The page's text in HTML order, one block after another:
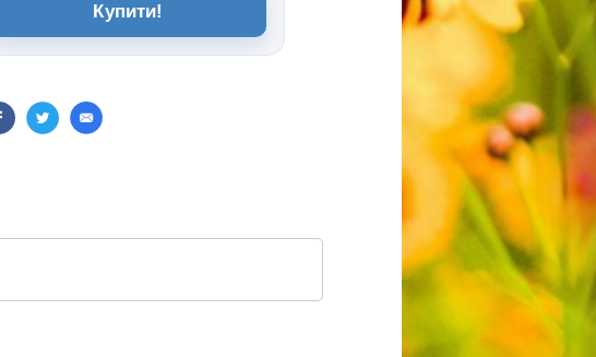
Купити!